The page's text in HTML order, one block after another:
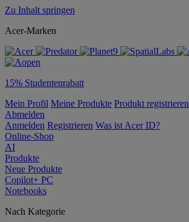
Zu Inhalt springen
Acer-Marken
15% Studentenrabatt
Mein Profil Meine Produkte Produkt registrieren
Abmelden
Anmelden Registrieren Was ist Acer ID?
Online-Shop
AI
Produkte
Neue Produkte
Copilot+ PC
Notebooks
Nach Kategorie